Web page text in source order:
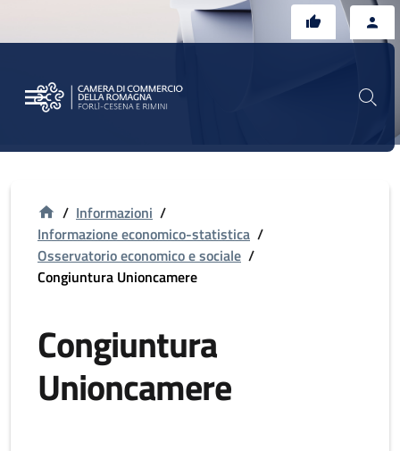
/ Informazioni /
Informazione economico-statistica /
Osservatorio economico e sociale /
Congiuntura Unioncamere
Congiuntura
Unioncamere